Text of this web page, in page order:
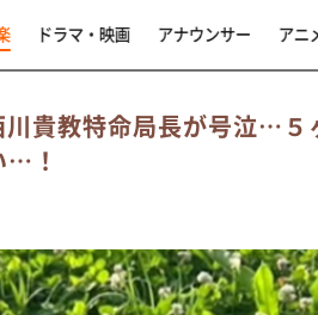
ドラマ・映画 アナウンサー アニ
川貴教特命局長が号泣…５
…！